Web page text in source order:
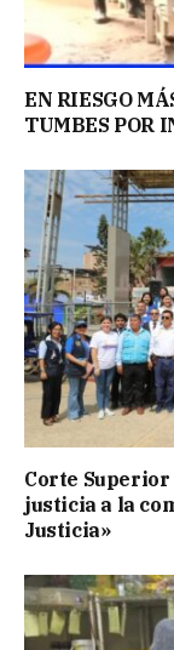
EN RIESGO
TUMBES POR
Corte Superior
justicia a la
Justicia»